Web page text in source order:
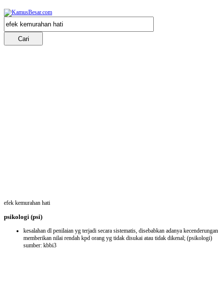
efek kemurahan hati
psikologi (psi)
kesalahan dl penilaian yg terjadi secara sistematis, disebabkan adanya kecenderungan
memberikan nilai rendah kpd orang yg tidak disukai atau tidak dikenal; (psikologi)
sumber: kbbi3